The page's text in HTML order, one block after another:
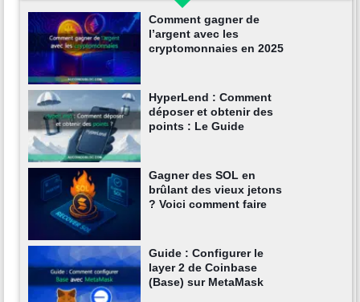
Comment gagner de
l’argent avec les
cryptomonnaies en 2025
HyperLend : Comment
déposer et obtenir des
points : Le Guide
Gagner des SOL en
brûlant des vieux jetons
? Voici comment faire
Guide : Configurer le
layer 2 de Coinbase
(Base) sur MetaMask